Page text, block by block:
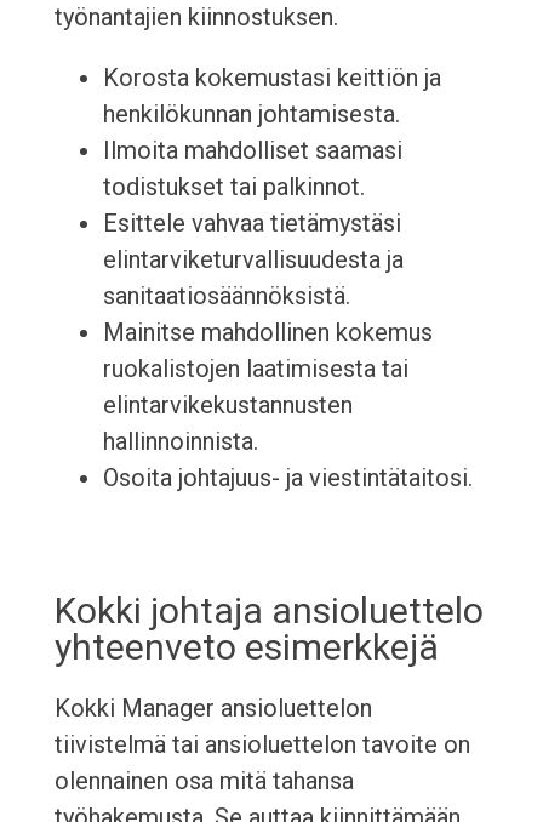
työnantajien kiinnostuksen.
Korosta kokemustasi keittiön ja
henkilökunnan johtamisesta.
Ilmoita mahdolliset saamasi
todistukset tai palkinnot.
Esittele vahvaa tietämystäsi
elintarviketurvallisuudesta ja
sanitaatiosäännöksistä.
Mainitse mahdollinen kokemus
ruokalistojen laatimisesta tai
elintarvikekustannusten
hallinnoinnista.
Osoita johtajuus- ja viestintätaitosi.
Kokki johtaja ansioluettelo
yhteenveto esimerkkejä
Kokki Manager ansioluettelon
tiivistelmä tai ansioluettelon tavoite on
olennainen osa mitä tahansa